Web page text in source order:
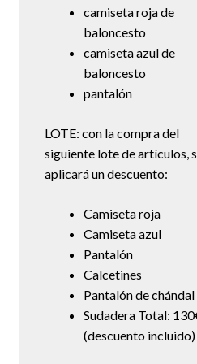
camiseta roja de
baloncesto
camiseta azul de
baloncesto
pantalón
LOTE: con la compra del
siguiente lote de artículos,
aplicará un descuento:
Camiseta roja
Camiseta azul
Pantalón
Calcetines
Pantalón de chándal
Sudadera Total:
(descuento incluido)